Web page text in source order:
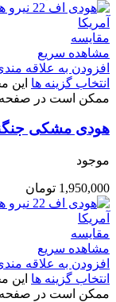
مقایسه
مشاهده سریع
افزودن به علاقه
انتخاب گزینه ها این
ممکن است در صفحه
هودی مشکی
موجود
1,950,000 تومان
مقایسه
مشاهده سریع
افزودن به علاقه
انتخاب گزینه ها این
ممکن است در صفحه